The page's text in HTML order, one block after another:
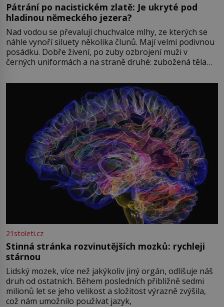
Pátrání po nacistickém zlatě: Je ukryté pod
hladinou německého jezera?
Nad vodou se převalují chuchvalce mlhy, ze kterých se
náhle vynoří siluety několika člunů. Mají velmi podivnou
posádku. Dobře živení, po zuby ozbrojení muži v
černých uniformách a na straně druhé: zubožená těla
přízračná scéna znamená? Je jaro roku 1945, druhá
světová válka se chýlí ke konci. Jezero Stolpsee
21stoleti.cz
Stinná stránka rozvinutějších mozků: rychleji
stárnou
Lidský mozek, více než jakýkoliv jiný orgán, odlišuje náš
druh od ostatních. Během posledních přibližně sedmi
milionů let se jeho velikost a složitost výrazně zvýšila,
což nám umožnilo používat jazyk,